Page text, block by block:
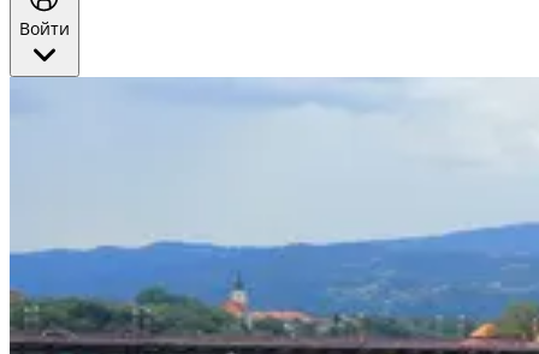
Войти